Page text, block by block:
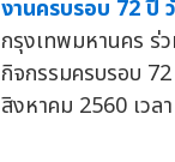
งานครบรอบ 72 ปี
กรุงเทพมหานคร ร่
กิจกรรมครบรอบ
สิงหาคม 2560 เวล